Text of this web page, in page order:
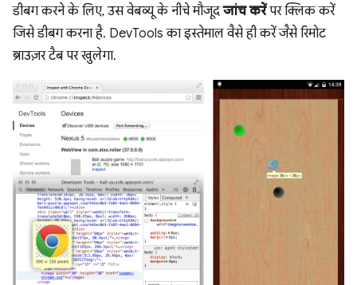
डीबग करने के लिए, उस वेबव्यू के नीचे मौजूदजांच करेंपर क्लिक करें
जिसे डीबग करना है. DevTools का इस्तेमाल वैसे ही करें जैसे रिमोट
ब्राउज़र टैब पर खुलेगा.